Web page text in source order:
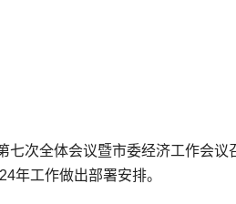
七次全体会议暨市委经济工作会
年工作做出部署安排。